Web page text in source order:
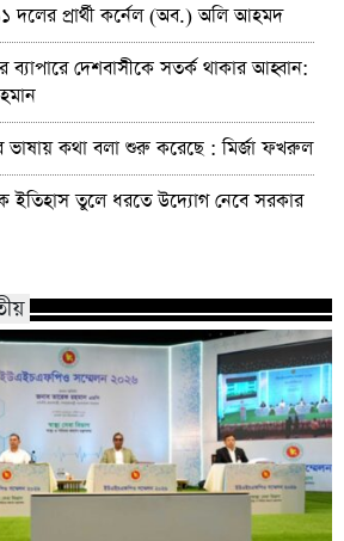
১১ দলের প্রার্থী কর্নেল (অব.) অলি আহমদ
ব্যাপারে দেশবাসীকে সতর্ক থাকার আহ্বান:
ভাষায় কথা বলা শুরু করেছে : মির্জা ফখরুল
ইতিহাস তুলে ধরতে উদ্যোগ নেবে সরকার